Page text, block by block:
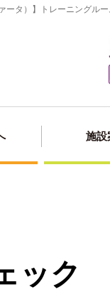
ータ）】トレーニングル
施設
ック